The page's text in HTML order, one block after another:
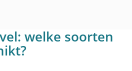
welke soorten